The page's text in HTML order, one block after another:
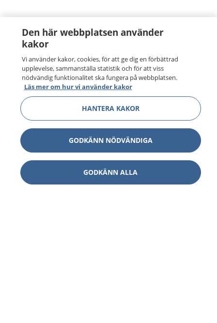
Den här webbplatsen använder
kakor
Vi använder kakor, cookies, för att ge dig en förbättrad
upplevelse, sammanställa statistik och för att viss
nödvändig funktionalitet ska fungera på webbplatsen.
Läs mer om hur vi använder kakor
HANTERA KAKOR
GODKÄNN NÖDVÄNDIGA
GODKÄNN ALLA